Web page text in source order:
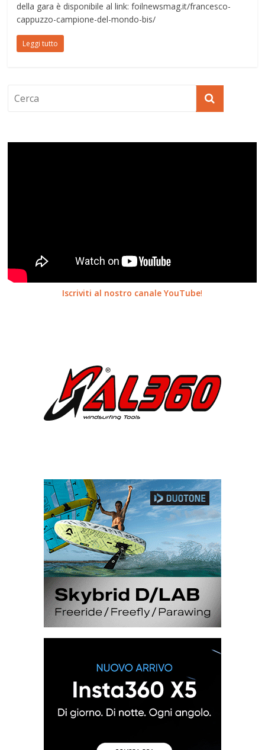
della gara è disponibile al link: foilnewsmag.it/francesco-
cappuzzo-campione-del-mondo-bis/
Leggi tutto
Iscriviti al nostro canale YouTube!